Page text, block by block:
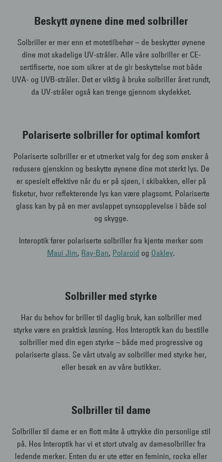
Beskytt øynene dine med solbriller
Solbriller er mer enn et motetilbehør – de beskytter øynene
dine mot skadelige UV-stråler. Alle våre solbriller er CE-
sertifiserte, noe som sikrer at de gir beskyttelse mot både
UVA- og UVB-stråler. Det er viktig å bruke solbriller året rundt,
da UV-stråler også kan trenge gjennom skydekket.
Polariserte solbriller for optimal komfort
Polariserte solbriller er et utmerket valg for deg som ønsker å
redusere gjenskinn og beskytte øynene dine mot sterkt lys. De
er spesielt effektive når du er på sjøen, i skibakken, eller på
fisketur, hvor reflekterende lys kan være plagsomt. Polariserte
glass kan by på en mer avslappet synsopplevelse i både sol
og skygge.
Interoptik fører polariserte solbriller fra kjente merker som
Maui Jim, Ray-Ban, Polaroid og Oakley.
Solbriller med styrke
Har du behov for briller til daglig bruk, kan solbriller med
styrke være en praktisk løsning. Hos Interoptik kan du bestille
solbriller med din egen styrke – både med progressive og
polariserte glass. Se vårt utvalg av solbriller med styrke her,
eller besøk en av våre butikker.
Solbriller til dame
Solbriller til dame er en flott måte å uttrykke din personlige stil
på. Hos Interoptik har vi et stort utvalg av damesolbriller fra
ledende merker. Enten du er ute etter en feminin, rocka eller